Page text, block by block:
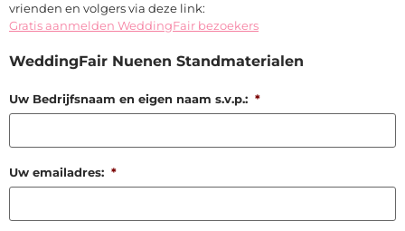
vrienden en volgers via deze link:
Gratis aanmelden WeddingFair bezoekers
WeddingFair Nuenen Standmaterialen
Uw Bedrijfsnaam en eigen naam s.v.p.: *
Uw emailadres: *